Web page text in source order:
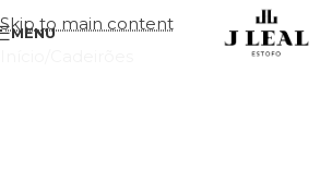
Skip to main content
MENU